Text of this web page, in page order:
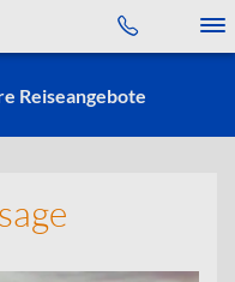
Reiseangebote